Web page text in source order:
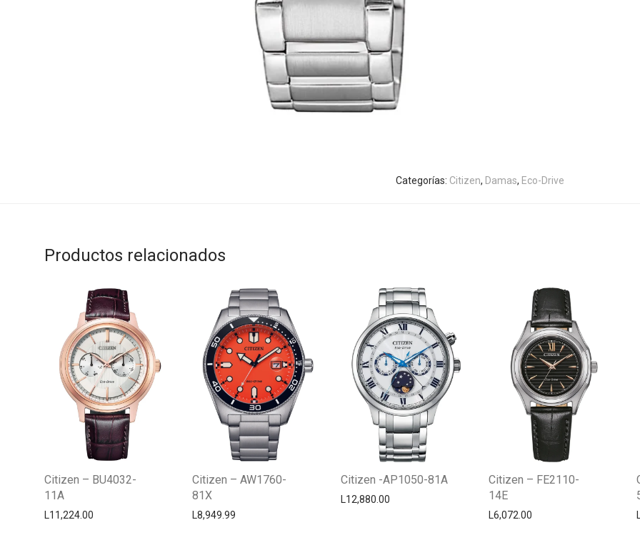
Categorías: Citizen, Damas, Eco-Drive
Productos relacionados
Citizen – BU4032-
11A
L11,224.00
Citizen – AW1760-
81X
L8,949.99
Citizen -AP1050-81A
L12,880.00
Citizen – FE2110-
14E
L6,072.00 L